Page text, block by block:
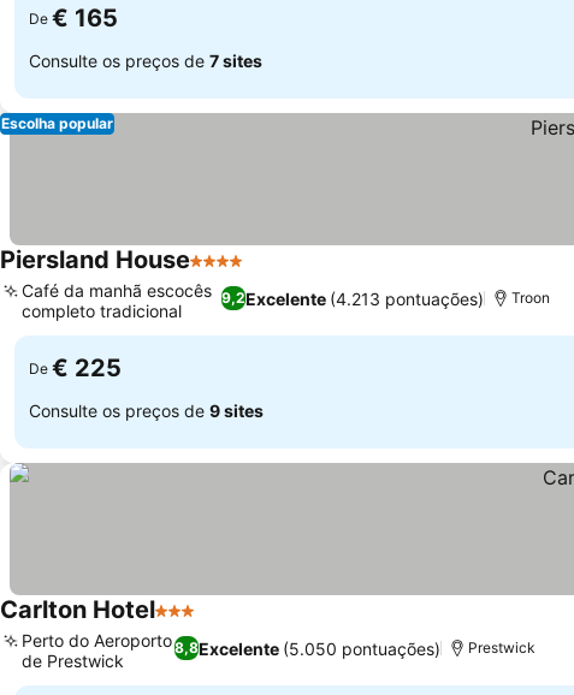
De € 165
Consulte os preços de 7 sites
Escolha popular
Piersland House4 Estrelas
9,2Excelente (4.213 pontuações)
Café da manhã escocês
completo tradicional
Troon
De € 225
Consulte os preços de 9 sites
Carlton Hotel3 Estrelas
8,8Excelente (5.050 pontuações)
Perto do Aeroporto
de Prestwick
Prestwick